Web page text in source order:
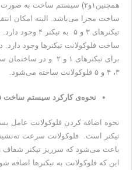
ساخت مجزا می‌باشد. البته امکان
تیکنرهای ۳ و ۵
۳، ۴ و ۵ فلوکولانت ساخته می‌شود.
نحوه‌ی کارکرد سیستم ساخت
نحوه اضافه کردن فلوکولانت عامل
تیکنر است. فلوکولانت سرعت
باعث می‌شود که سرریز تیکنر شفاف
این که فلوکولانت به تیکنرها